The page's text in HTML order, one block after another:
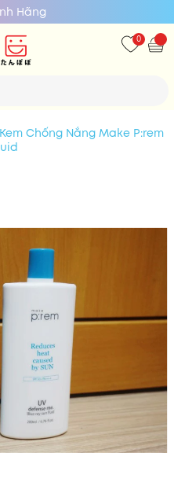
Nhất
0
Kem Chống Nắng Make P:rem